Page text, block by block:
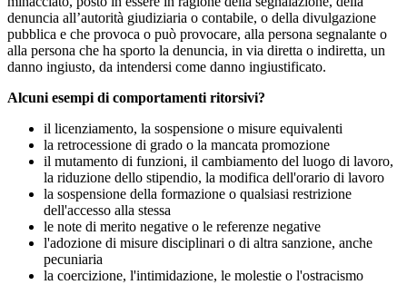
denuncia all’autorità giudiziaria o contabile, o della divulgazione
pubblica e che provoca o può provocare, alla persona segnalante o
alla persona che ha sporto la denuncia, in via diretta o indiretta, un
danno ingiusto, da intendersi come danno ingiustificato.
Alcuni esempi di comportamenti ritorsivi?
il licenziamento, la sospensione o misure equivalenti
la retrocessione di grado o la mancata promozione
il mutamento di funzioni, il cambiamento del luogo di lavoro,
la riduzione dello stipendio, la modifica dell'orario di lavoro
la sospensione della formazione o qualsiasi restrizione
dell'accesso alla stessa
le note di merito negative o le referenze negative
l'adozione di misure disciplinari o di altra sanzione, anche
pecuniaria
la coercizione, l'intimidazione, le molestie o l'ostracismo